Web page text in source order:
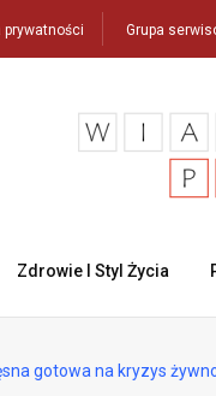
prywatności Grupa
Zdrowie I Styl Życia
gotowa na kryzys